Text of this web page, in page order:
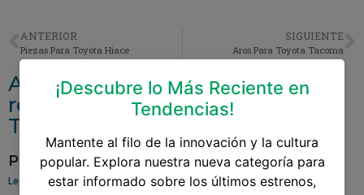
ANTERIOR
Piezas Para Toyota Hiace
SIGUIENTE
Aros Para Toyota Tacoma
Accesorios y repuestos
relacionados aAccesorios Para
Toyota Chr 2018
Pantalla Para Toyota Yaris
Leer más »
¡Descubre lo Más Reciente en
Tendencias!
Mantente al filo de la innovación y la cultura
popular. Explora nuestra nueva categoría para
estar informado sobre los últimos estrenos,